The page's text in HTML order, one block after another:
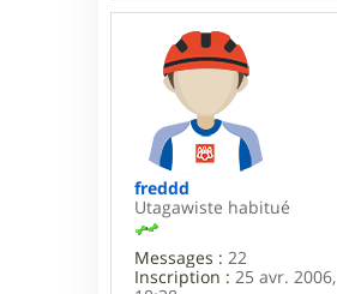
t
c
t
e
L
a
r
e
freddd
Utagawiste habitué
Messages : 22
Inscription : 25 avr. 2006,